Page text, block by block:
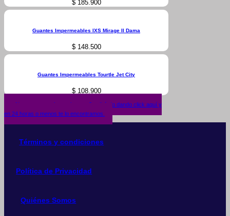
$185.900
Guantes Impermeables IXS Mirage II Dama
$148.500
Guantes Impermeables Tourtle Jet City
$108.900
¿No encuentras lo que buscas? solicítalo dando click aquí y
en 24 horas o menos te lo encontramos.
Términos y condiciones
Política de Privacidad
Quiénes Somos